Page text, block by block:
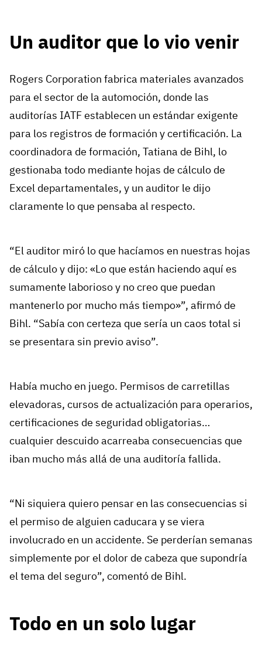
Un auditor que lo vio venir
Rogers Corporation fabrica materiales avanzados
para el sector de la automoción, donde las
auditorías IATF establecen un estándar exigente
para los registros de formación y certificación. La
coordinadora de formación, Tatiana de Bihl, lo
gestionaba todo mediante hojas de cálculo de
Excel departamentales, y un auditor le dijo
claramente lo que pensaba al respecto.
“El auditor miró lo que hacíamos en nuestras hojas
de cálculo y dijo: «Lo que están haciendo aquí es
sumamente laborioso y no creo que puedan
mantenerlo por mucho más tiempo»”, afirmó de
Bihl. “Sabía con certeza que sería un caos total si
se presentara sin previo aviso”.
Había mucho en juego. Permisos de carretillas
elevadoras, cursos de actualización para operarios,
certificaciones de seguridad obligatorias…
cualquier descuido acarreaba consecuencias que
iban mucho más allá de una auditoría fallida.
“Ni siquiera quiero pensar en las consecuencias si
el permiso de alguien caducara y se viera
involucrado en un accidente. Se perderían semanas
simplemente por el dolor de cabeza que supondría
el tema del seguro”, comentó de Bihl.
Todo en un solo lugar